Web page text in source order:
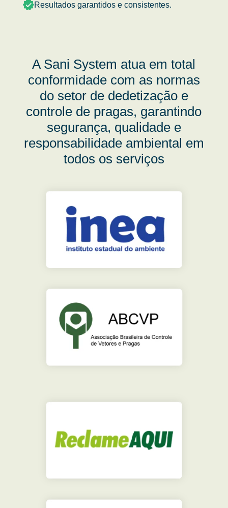
Resultados garantidos e consistentes.
A Sani System atua em total
conformidade com as normas
do setor de dedetização e
controle de pragas, garantindo
segurança, qualidade e
responsabilidade ambiental em
todos os serviços